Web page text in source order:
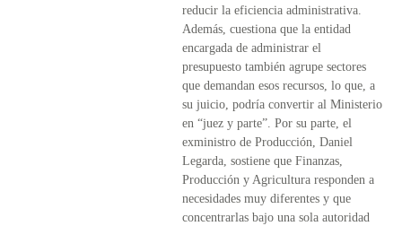
reducir la eficiencia administrativa.
Además, cuestiona que la entidad
encargada de administrar el
presupuesto también agrupe sectores
que demandan esos recursos, lo que, a
su juicio, podría convertir al Ministerio
en “juez y parte”. Por su parte, el
exministro de Producción, Daniel
Legarda, sostiene que Finanzas,
Producción y Agricultura responden a
necesidades muy diferentes y que
concentrarlas bajo una sola autoridad